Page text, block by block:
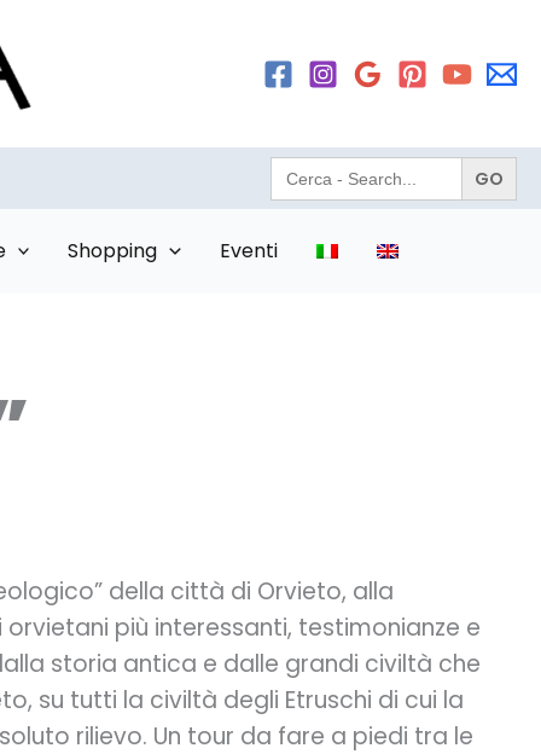
Search
for:
Shopping Eventi
della città di Orvieto, alla
più interessanti, testimonianze e
storia antica e dalle grandi civiltà che
su tutti la civiltà degli Etruschi di cui la
rilievo. Un tour da fare a piedi tra le